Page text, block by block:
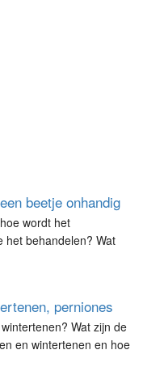
beetje onhandig
wordt het
het behandelen? Wat
perniones
Wat zijn de
en wintertenen en hoe